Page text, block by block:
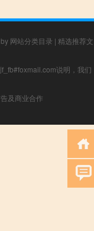
网站分类目录 | 精选推荐文
说明，我们
及商业合作